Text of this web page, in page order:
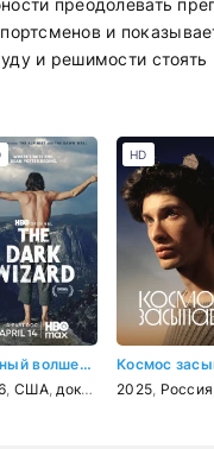
преодолевать
и
и решимости
,биография
Тёмный волшебник
США, документальный ,
2025 Россия
HD